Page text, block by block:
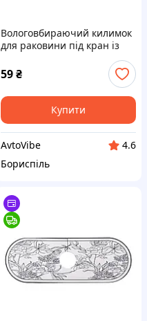
Вологовбираючий килимок
для раковини під кран із
поліестеру 37,5*13 см HP-
42-11WV
59₴
Купити
AvtoVibe
4.6
Бориспіль